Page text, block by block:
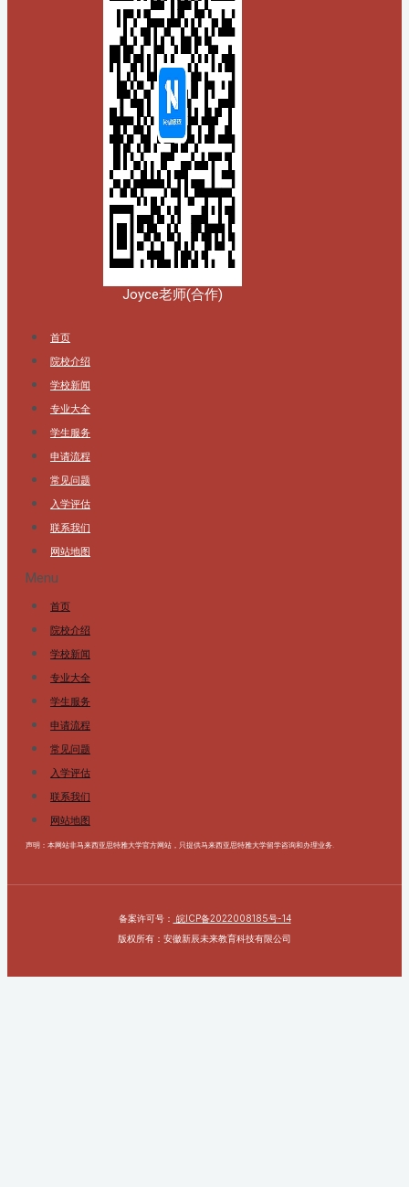
Joyce老师(合作)
首页
院校介绍
学校新闻
专业大全
学生服务
申请流程
常见问题
入学评估
联系我们
网站地图
Menu
首页
院校介绍
学校新闻
专业大全
学生服务
申请流程
常见问题
入学评估
联系我们
网站地图
声明：本网站非马来西亚思特雅大学官方网站，只提供马来西亚思特雅大学留学咨询和办理业务.
备案许可号： 皖ICP备2022008185号-14
版权所有：安徽新辰未来教育科技有限公司